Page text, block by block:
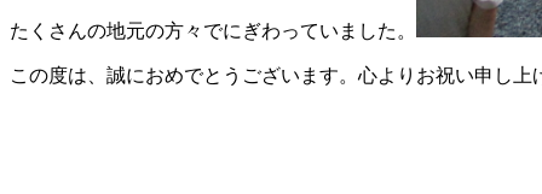
たくさんの地元の方々でにぎわっていました。
この度は、誠におめでとうございます。心よりお祝い申し上